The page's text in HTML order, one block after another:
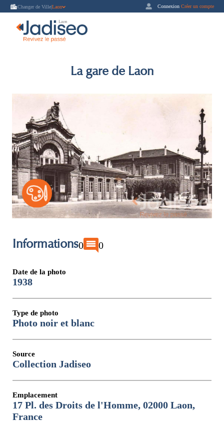
Changer de Ville|Laon Connexion Créer un compte
La gare de Laon
Informations0 0
Date de la photo
1938
Type de photo
Photo noir et blanc
Source
Collection Jadiseo
Emplacement
17 Pl. des Droits de l'Homme, 02000 Laon,
France